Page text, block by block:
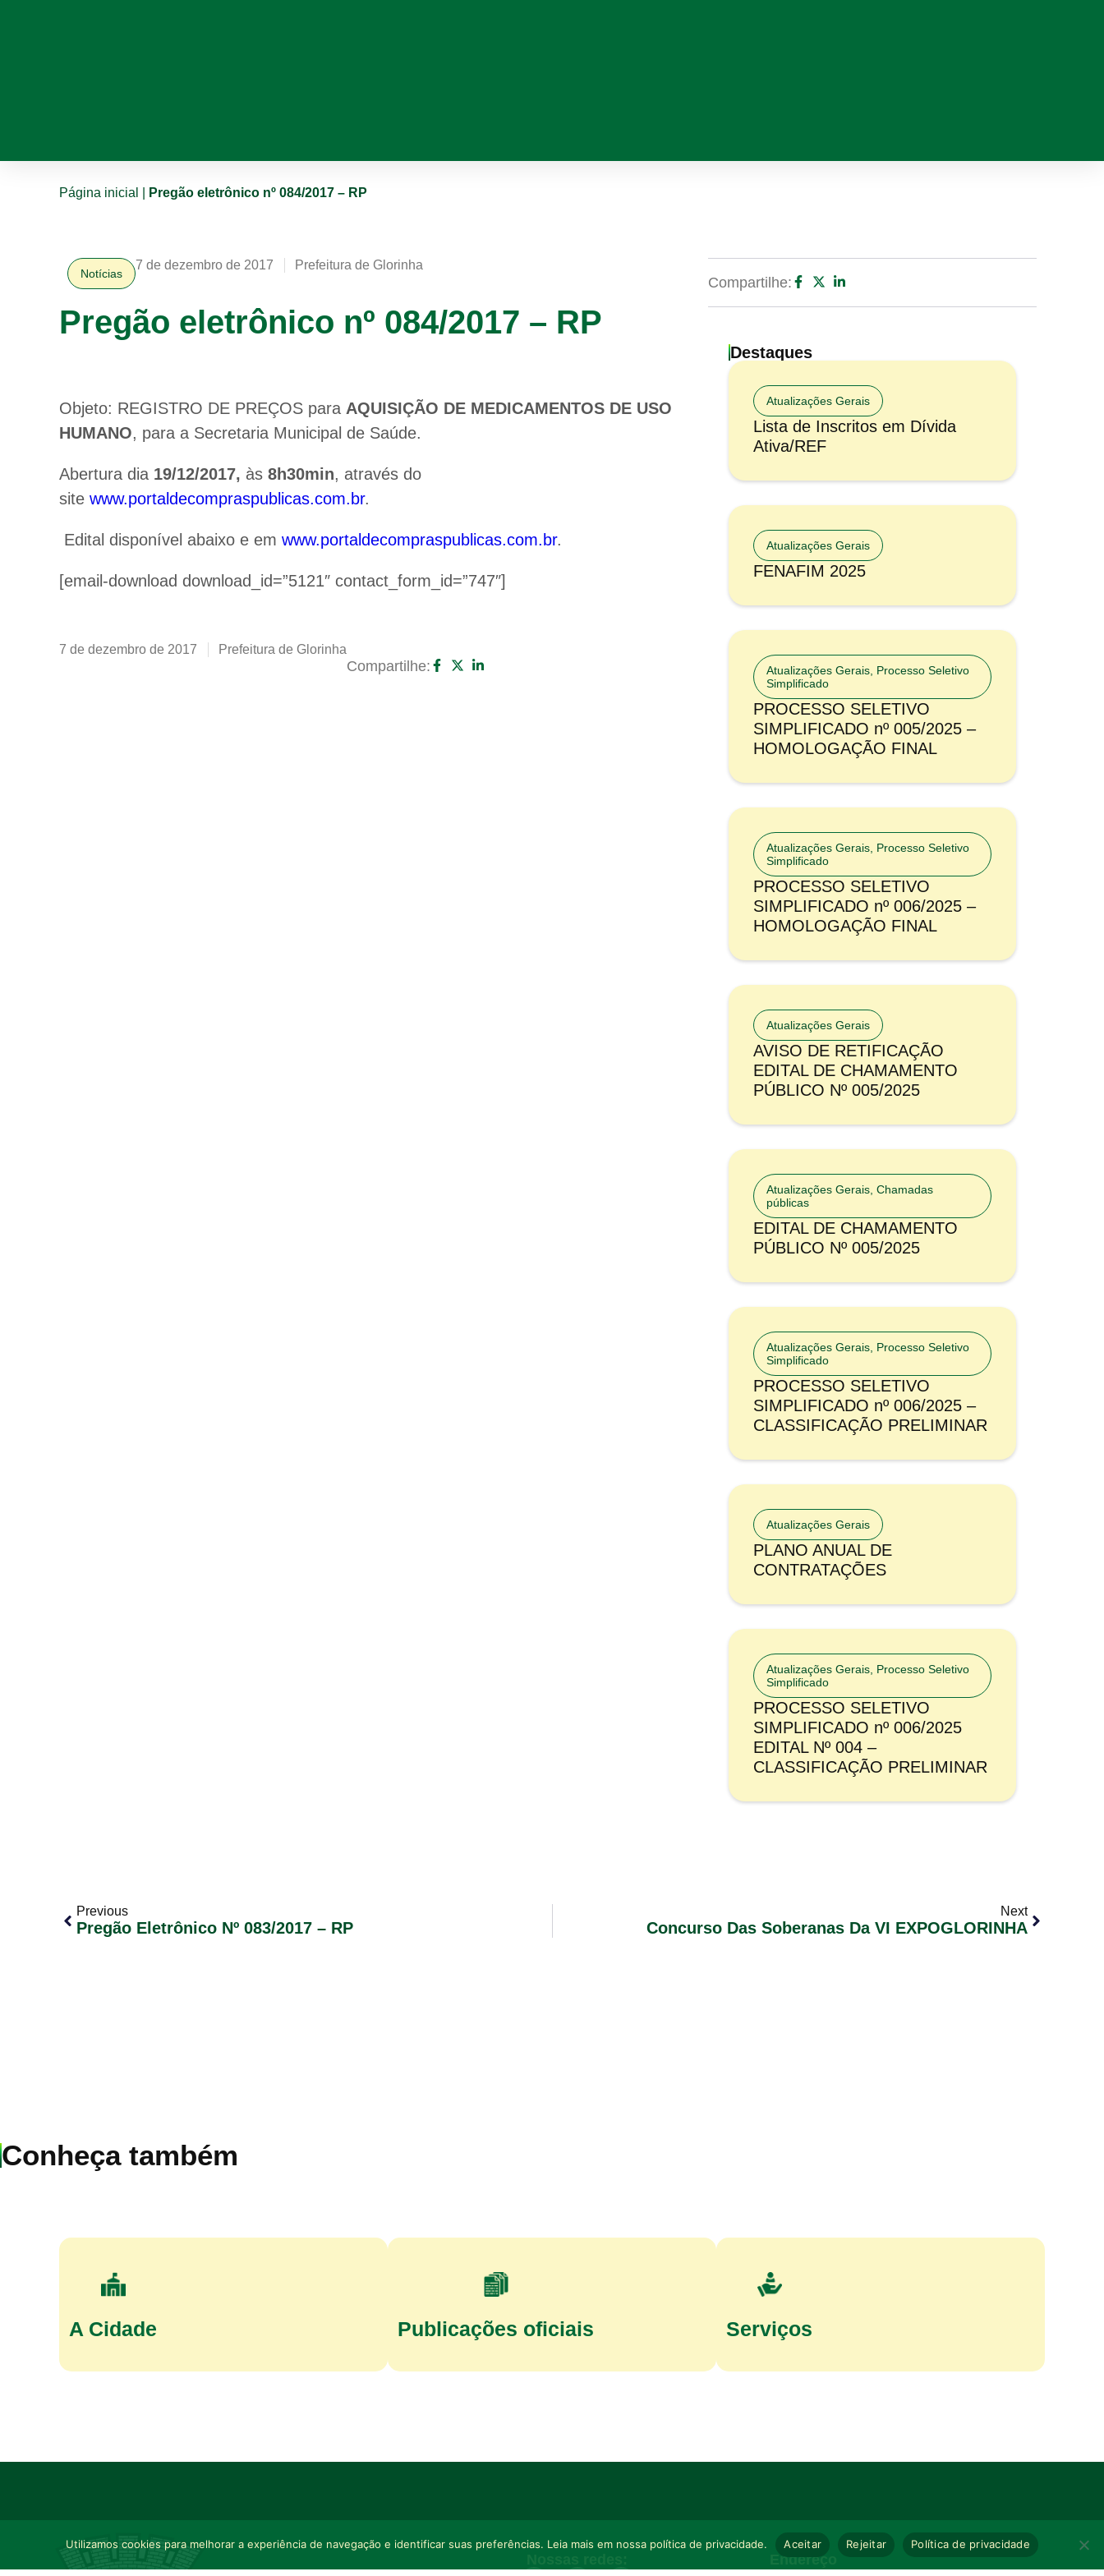
Página inicial Pregão eletrônico nº 084/2017 – RP
Notícias
7 de dezembro de 2017 Prefeitura de Glorinha
Pregão eletrônico nº 084/2017 – RP
Objeto: REGISTRO DE PREÇOS para AQUISIÇÃO DE MEDICAMENTOS DE USO
HUMANO, para a Secretaria Municipal de Saúde.
Abertura dia 19/12/2017, às 8h30min, através do
site www.portaldecompraspublicas.com.br.
Edital disponível abaixo e em www.portaldecompraspublicas.com.br.
[email-download download_id=”5121″ contact_form_id=”747″]
7 de dezembro de 2017 Prefeitura de Glorinha
Compartilhe:
Compartilhe:
Destaques
Atualizações Gerais
Lista de Inscritos em Dívida
Ativa/REF
Atualizações Gerais
FENAFIM 2025
Atualizações Gerais Processo Seletivo
Simplificado
PROCESSO SELETIVO
SIMPLIFICADO nº 005/2025 –
HOMOLOGAÇÃO FINAL
Atualizações Gerais Processo Seletivo
Simplificado
PROCESSO SELETIVO
SIMPLIFICADO nº 006/2025 –
HOMOLOGAÇÃO FINAL
Atualizações Gerais
AVISO DE RETIFICAÇÃO
EDITAL DE CHAMAMENTO
PÚBLICO Nº 005/2025
Atualizações Gerais Chamadas
públicas
EDITAL DE CHAMAMENTO
PÚBLICO Nº 005/2025
Atualizações Gerais Processo Seletivo
Simplificado
PROCESSO SELETIVO
SIMPLIFICADO nº 006/2025 –
CLASSIFICAÇÃO PRELIMINAR
Atualizações Gerais
PLANO ANUAL DE
CONTRATAÇÕES
Atualizações Gerais Processo Seletivo
Simplificado
PROCESSO SELETIVO
SIMPLIFICADO nº 006/2025
EDITAL Nº 004 –
CLASSIFICAÇÃO PRELIMINAR
Previous
Pregão Eletrônico Nº 083/2017 – RP
Next
Concurso Das Soberanas Da VI EXPOGLORINHA
Conheça também
A Cidade Publicações oficiais Serviços
Endereço
Utilizamos cookies para melhorar a experiência de navegação e identificar suas preferências. Leia mais em nossa política de privacidade. Aceitar Rejeitar Política de privacidade